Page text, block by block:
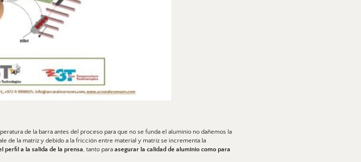
de la barra antes del proceso para que no se funda el aluminio no dañemos la
de la matriz y debido a la fricción entre material y matriz se incrementa la
perfil a la salida de la prensa , tanto para asegurar la calidad de aluminio como para